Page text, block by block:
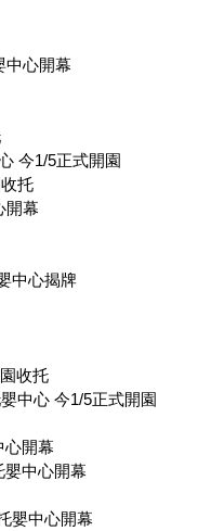
中心開幕
今1/5正式開園
托
開幕
中心揭牌
收托
中心 今1/5正式開園
心開幕
嬰中心開幕
嬰中心開幕